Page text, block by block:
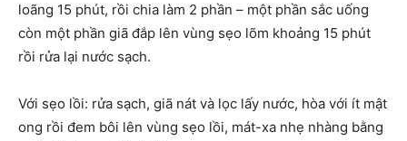
loãng 15 phút, rồi chia làm 2 phần – một phần sắc uống
còn một phần giã đắp lên vùng sẹo lõm khoảng 15 phút
rồi rửa lại nước sạch.
Với sẹo lồi: rửa sạch, giã nát và lọc lấy nước, hòa với ít mật
ong rồi đem bôi lên vùng sẹo lồi, mát-xa nhẹ nhàng bằng